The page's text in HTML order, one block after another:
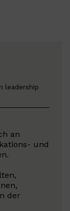
leadership
an
und
der